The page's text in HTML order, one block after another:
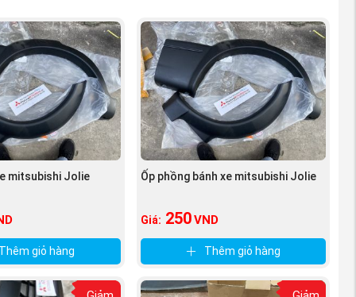
và với
mitsubishi Jolie
Thêm giỏ hàng
Ốp phồng bánh xe mitsubishi Jolie
Giá: 250VND
Thêm giỏ hàng